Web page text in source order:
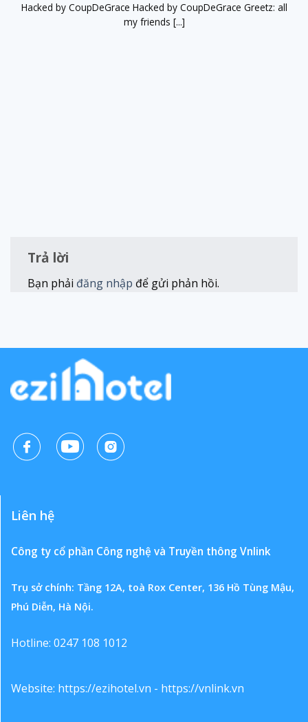
Hacked by CoupDeGrace Hacked by CoupDeGrace Greetz: all
my friends [...]
Trả lời
Bạn phải đăng nhập để gửi phản hồi.
Liên hệ
Công ty cổ phần Công nghệ và Truyền thông Vnlink
Trụ sở chính: Tầng 12A, toà Rox Center, 136 Hồ Tùng Mậu,
Phú Diễn, Hà Nội.
Hotline: 0247 108 1012
Website: https://ezihotel.vn - https://vnlink.vn